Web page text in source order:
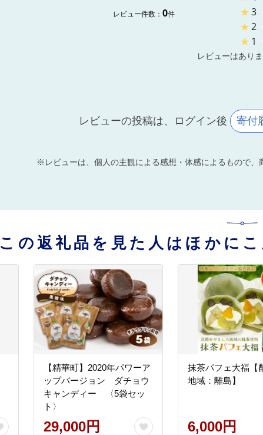
レビュー件数： 0件
★3
★2
★ 1
レビューはありま
レビューの投稿は、ログイン後 寄付
※レビューは、個人の主観による感想・体感によるもので、
この返礼品を見た人はほかに
【精華町】2020年パワーア
ップバージョン ダチョウ
キャンディー 〈5袋セッ
ト〉
29,000円
抹茶パフェ大福【
地域：離島】
6,000円